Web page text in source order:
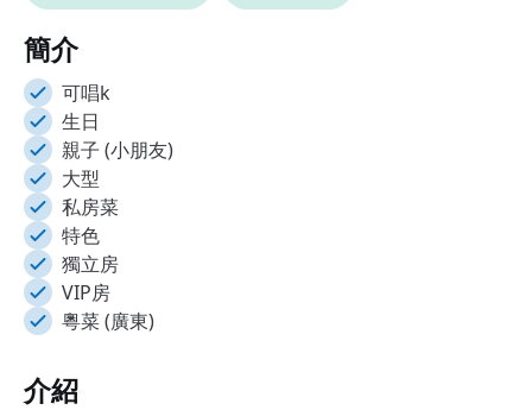
簡介
可唱k
生日
親子 (小朋友)
大型
私房菜
特色
獨立房
VIP房
粵菜 (廣東)
介紹